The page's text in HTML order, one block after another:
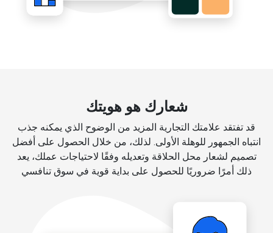
شعارك هو هويتك
قد تفتقد علامتك التجارية المزيد من الوضوح الذي يمكنه جذب
انتباه الجمهور للوهلة الأولى. لذلك، من خلال الحصول على أفضل
تصميم لشعار محل الحلاقة وتعديله وفقًا لاحتياجات عملك، يعد
ذلك أمرًا ضروريًا للحصول على بداية قوية في سوق تنافسي